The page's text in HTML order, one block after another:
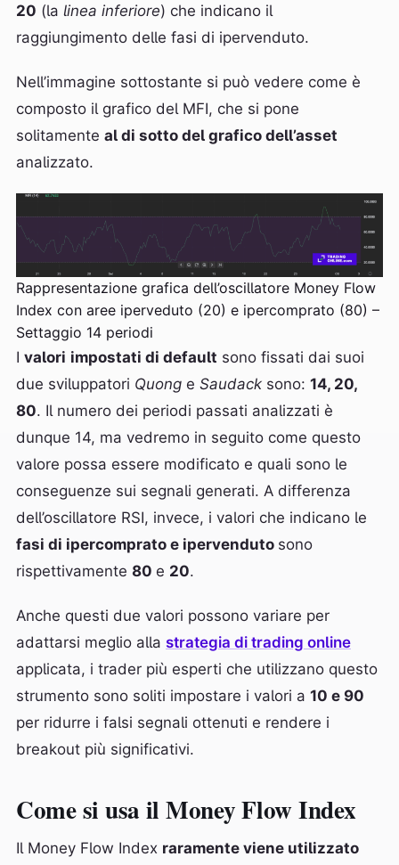
20 (la linea inferiore) che indicano il
raggiungimento delle fasi di ipervenduto.
Nell’immagine sottostante si può vedere come è
composto il grafico del MFI, che si pone
solitamente al di sotto del grafico dell’asset
analizzato.
Rappresentazione grafica dell’oscillatore Money Flow
Index con aree iperveduto (20) e ipercomprato (80) –
Settaggio 14 periodi
I valori impostati di default sono fissati dai suoi
due sviluppatori Quong e Saudack sono: 14, 20,
80. Il numero dei periodi passati analizzati è
dunque 14, ma vedremo in seguito come questo
valore possa essere modificato e quali sono le
conseguenze sui segnali generati. A differenza
dell’oscillatore RSI, invece, i valori che indicano le
fasi di ipercomprato e ipervenduto sono
rispettivamente 80 e 20.
Anche questi due valori possono variare per
adattarsi meglio alla strategia di trading online
applicata, i trader più esperti che utilizzano questo
strumento sono soliti impostare i valori a 10 e 90
per ridurre i falsi segnali ottenuti e rendere i
breakout più significativi.
Come si usa il Money Flow Index
Il Money Flow Index raramente viene utilizzato